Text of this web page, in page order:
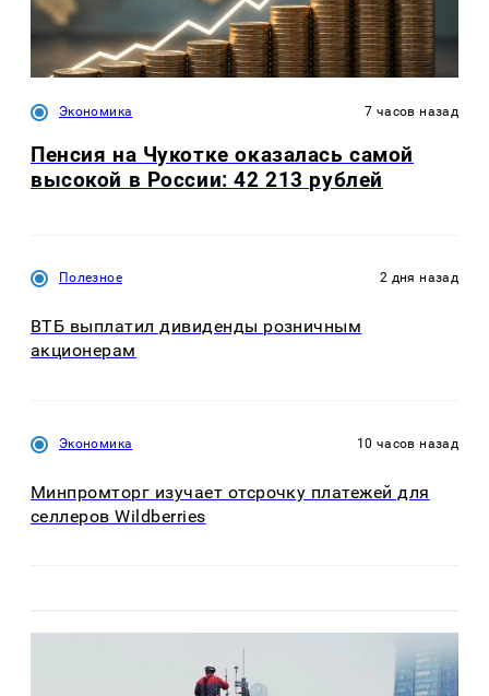
Экономика 7 часов назад
Пенсия на Чукотке оказалась самой
высокой в России: 42 213 рублей
Полезное 2 дня назад
ВТБ выплатил дивиденды розничным
акционерам
Экономика 10 часов назад
Минпромторг изучает отсрочку платежей для
селлеров Wildberries